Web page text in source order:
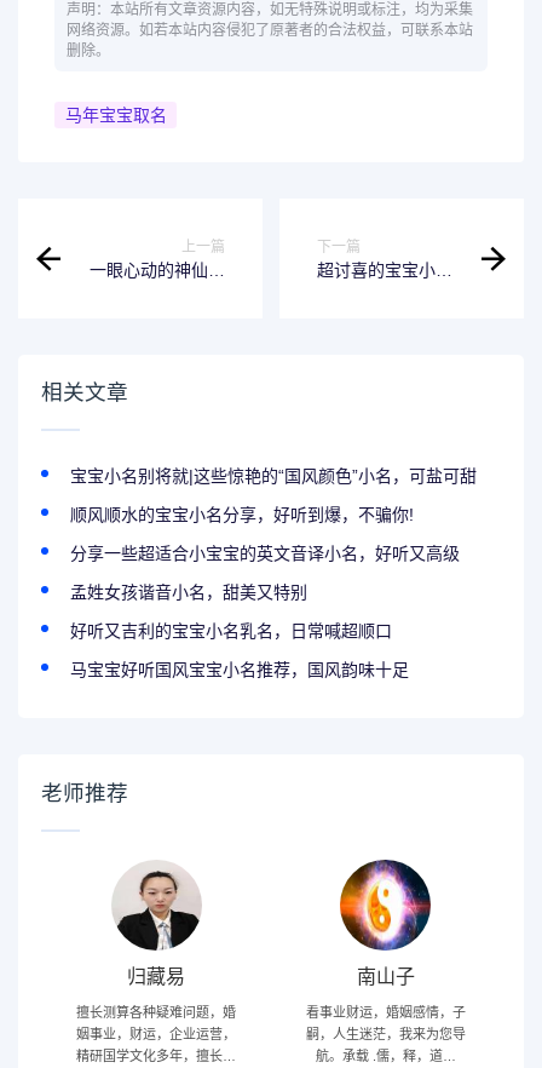
声明：本站所有文章资源内容，如无特殊说明或标注，均为采集
网络资源。如若本站内容侵犯了原著者的合法权益，可联系本站
删除。
马年宝宝取名
上一篇
一眼心动的神仙颜
下一篇
超讨喜的宝宝小
相关文章
宝宝小名别将就|这些惊艳的“国风颜色”小名，可盐可甜
顺风顺水的宝宝小名分享，好听到爆，不骗你!
分享一些超适合小宝宝的英文音译小名，好听又高级
孟姓女孩谐音小名，甜美又特别
好听又吉利的宝宝小名乳名，日常喊超顺口
马宝宝好听国风宝宝小名推荐，国风韵味十足
老师推荐
归藏易
擅长测算各种疑难问题，婚
姻事业，财运，企业运营，
精研国学文化多年，擅长归
南山子
看事业财运，婚姻感情，子
嗣，人生迷茫，我来为您导
航。承载 .儒，释，道文